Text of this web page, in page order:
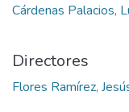
Cárdenas Palacios,
Directores
Flores Ramírez,